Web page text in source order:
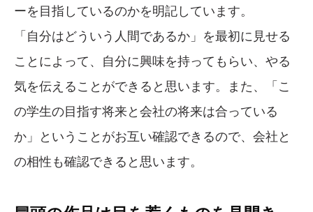
ーを目指しているのかを明記しています。
「自分はどういう人間であるか」を最初に見せる
ことによって、自分に興味を持ってもらい、やる
気を伝えることができると思います。また、「こ
の学生の目指す将来と会社の将来は合っている
か」ということがお互い確認できるので、会社と
の相性も確認できると思います。